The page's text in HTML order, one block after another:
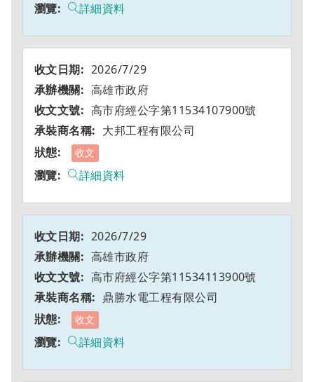
詳細資料
2026/7/29
高雄市政府
高市府經公字第11534107900號
大邦工程有限公司
收文
詳細資料
2026/7/29
高雄市政府
高市府經公字第11534113900號
鼎勝水電工程有限公司
收文
詳細資料